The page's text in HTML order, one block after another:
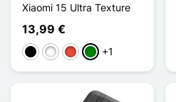
Xiaomi 15 Ultra Texture
13,99 €
PretoBrancoVermelho
Verde
+1